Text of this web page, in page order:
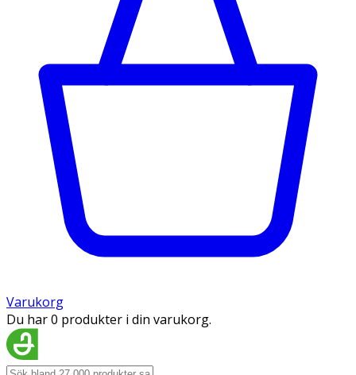
Varukorg
Du har 0 produkter i din varukorg.